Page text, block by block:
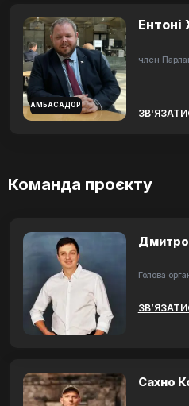
АМБАСАДОР
Ентоні
член
Команда проєкту
Дмитро
Голова
Сахно